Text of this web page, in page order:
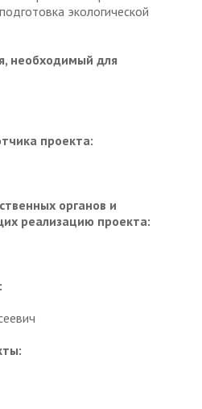
экологической
необходимый для
проекта:
органов и
реализацию проекта: